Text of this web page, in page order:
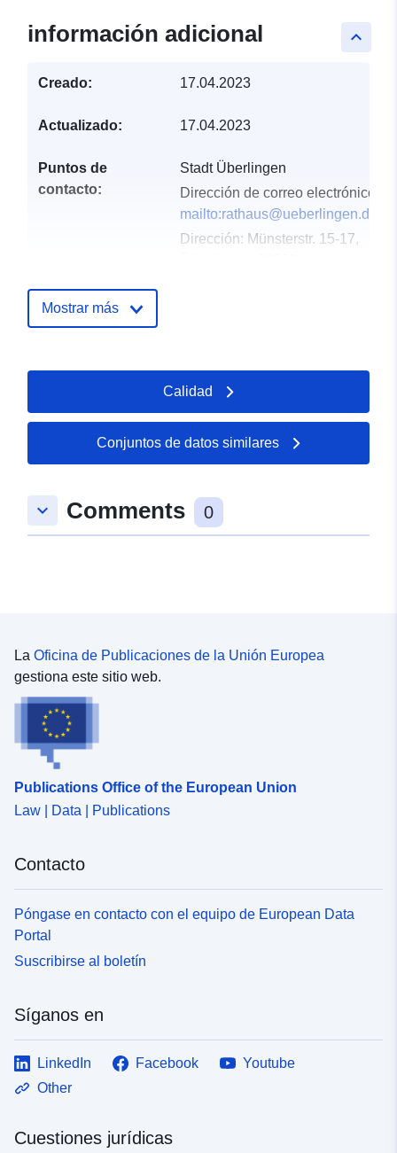
keyboard_arrow_up
información adicional
Creado: 17.04.2023
Actualizado: 17.04.2023
Puntos de
contacto:
Stadt Überlingen
Dirección de correo electrónico:
mailto:rathaus@ueberlingen.de
Dirección: Münsterstr. 15-17,
catálogo:
February 2026
Actualizado en data.europa.eu:
04 August 2026
Espacial: Coordenadas: [ [ 9.1951974,
47.7616567 ], [ 9.1973552,
47.7603391 ], [ 9.1951974,
ab14-4821-b74d-1cba7419e6bc
Mostrar más
Calidad
Conjuntos de datos similares
keyboard_arrow_down Comments 0
La Oficina de Publicaciones de la Unión Europea
gestiona este sitio web.
Publications Office of the European Union
Law | Data | Publications
Contacto
Póngase en contacto con el equipo de European Data
Portal
Suscribirse al boletín
Síganos en
LinkedIn Facebook
Youtube
Other
Cuestiones jurídicas